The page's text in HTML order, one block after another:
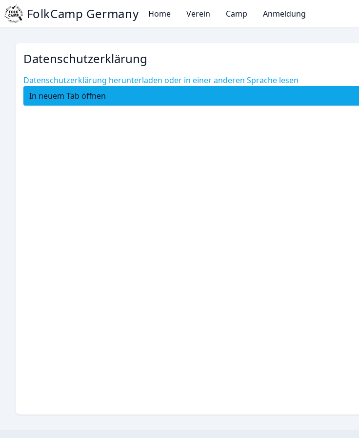
FolkCamp Germany Home Verein Camp Anmeldung
Datenschutzerklärung
Datenschutzerklärung herunterladen oder in einer anderen Sprache lesen
In neuem Tab öffnen